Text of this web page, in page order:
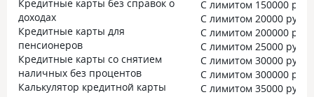
Кредитные карты без справок о
доходах
Кредитные карты для
пенсионеров
Кредитные карты со снятием
наличных без процентов
Калькулятор кредитной карты
С лимитом 150000
С лимитом 20000
С лимитом 200000
С лимитом 25000
С лимитом 30000
С лимитом 300000
С лимитом 35000